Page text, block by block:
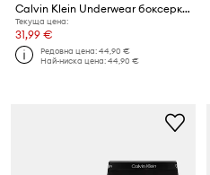
Calvin Klein Underwear боксерки мъжки от памук с еластан 3 броя
Текуща цена:
31,99 €
Редовна цена:44,90 €
Най-ниска цена:44,90 €